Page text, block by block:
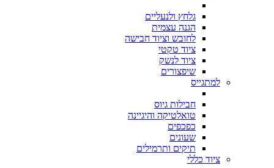
גלחץ ולנעליים
הגנה עצמית
לחובש וציוד חבישה
ציוד טקטי
ציוד לנשק
שיפצורים
למתגייס
חבילות גיוס
טואלטיקה והיגיינה
כפכפים
שעונים
תיקים ותרמילים
ציוד כללי